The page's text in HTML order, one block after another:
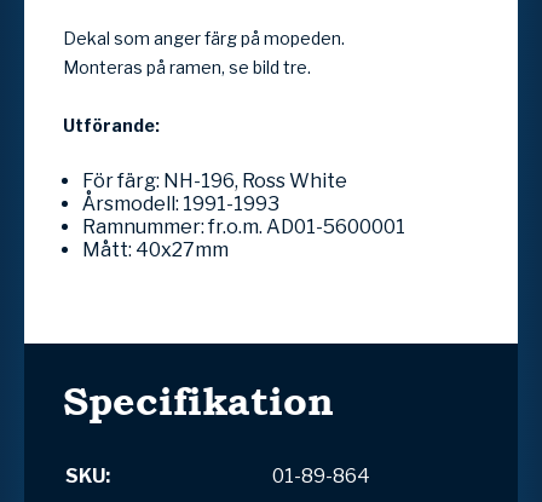
Dekal som anger färg på mopeden.
Monteras på ramen, se bild tre.
Utförande:
För färg: NH-196, Ross White
Årsmodell: 1991-1993
Ramnummer: fr.o.m. AD01-5600001
Mått: 40x27mm
Specifikation
SKU:
01-89-864